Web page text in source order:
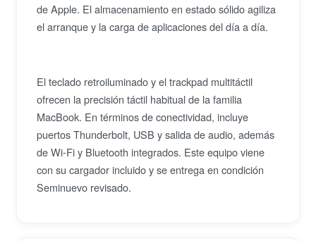
de Apple. El almacenamiento en estado sólido agiliza
el arranque y la carga de aplicaciones del día a día.
El teclado retroiluminado y el trackpad multitáctil
ofrecen la precisión táctil habitual de la familia
MacBook. En términos de conectividad, incluye
puertos Thunderbolt, USB y salida de audio, además
de Wi-Fi y Bluetooth integrados. Este equipo viene
con su cargador incluido y se entrega en condición
Seminuevo revisado.